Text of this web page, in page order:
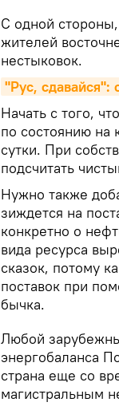
С одной
жителей
нестыковок.
"Рус, сдавайся":
Начать с того,
по состоянию на
сутки. При
подсчитать
Нужно также
зиждется на
конкретно о
вида ресурса
сказок, потому
поставок при
бычка.
Любой
энергобаланса
страна еще со
магистральным